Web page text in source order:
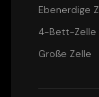
Ebenerdige
4-Bett-Zelle
Große Zelle